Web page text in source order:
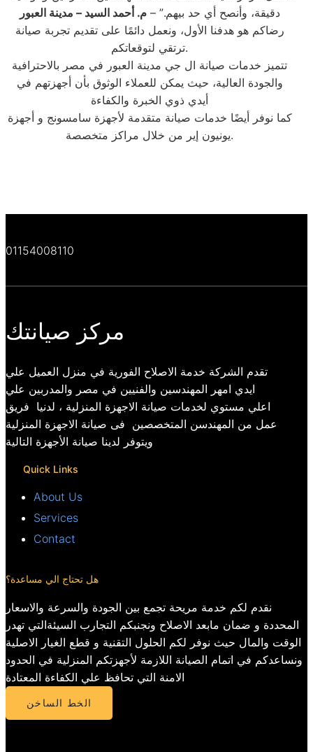
دقيقة، وأنصح أي حد بيهم.” –م. أحمد السيد – مدينة العبور
رضاكم هو هدفنا الأول، ونعمل دائمًا على تقديم تجربة صيانة
ترتقي لتوقعاتكم.
تتميز خدمات صيانة ال جي مدينة العبور في مصر بالاحترافية
والجودة العالية، حيث يمكن للعملاء الوثوق بأن أجهزتهم في
أيدي ذوي الخبرة والكفاءة
كما نوفر أيضًا خدمات صيانة متقدمة لأجهزة سامسونج و أجهزة
يونيون إير من خلال مراكز متخصصة.
01154008110
مركز صيانتك
تقدم الشركة خدمة الاصلاح الفورية في منزل العميل علي
ايدي امهر المهندسين والفنيين في مصر والمدربين علي
اعلي مستوي لخدمات صيانة الاجهزة المنزلية ، لدنيا فريق
عمل من المهندسن المتخصصين فى صيانة الاجهزة المنزلية
ويتوفر لدينا صيانة الأجهزة التالية
Quick Links
About Us
Services
Contact
هل تحتاج الي مساعدة؟
نقدم لكم خدمة مريحة تجمع بين الجودة والسرعة والاسعار
المحددة و ضمان مابعد الاصلاح ونجنبكم التجارب السيئةالتي تهدر
الوقت والمال حيث نوفر لكم الحلول التقنية و قطع الغيار الاصلية
ونساعدكم في اتمام الصيانة اللازمة لأجهزتكم المنزلية في الحدود
الامنة التي تحافظ علي الكفاءة المعتادة
الخط الساخن